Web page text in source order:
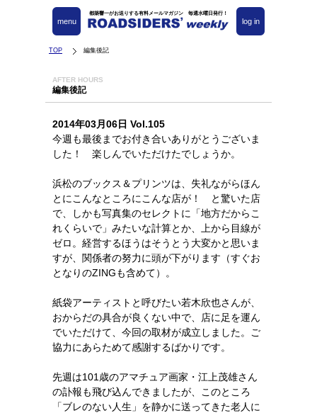
都築響一がお送りする有料メールマガジン 毎週水曜日発行！
log in
menu
TOP 編集後記
AFTER HOURS
編集後記
2014年03月06日 Vol.105
今週も最後までお付き合いありがとうございま
した！ 楽しんでいただけたでしょうか。
浜松のブックス＆プリンツは、失礼ながらほん
とにこんなところにこんな店が！ と驚いた店
で、しかも写真集のセレクトに「地方だからこ
れくらいで」みたいな計算とか、上から目線が
ゼロ。経営するほうはそうとう大変かと思いま
すが、関係者の努力に頭が下がります（すぐお
となりのZINGも含めて）。
紙袋アーティストと呼びたい若木欣也さんが、
おからだの具合が良くない中で、店に足を運ん
でいただけて、今回の取材が成立しました。ご
協力にあらためて感謝するばかりです。
先週は101歳のアマチュア画家・江上茂雄さん
の訃報も飛び込んできましたが、このところ
「ブレのない人生」を静かに送ってきた老人に